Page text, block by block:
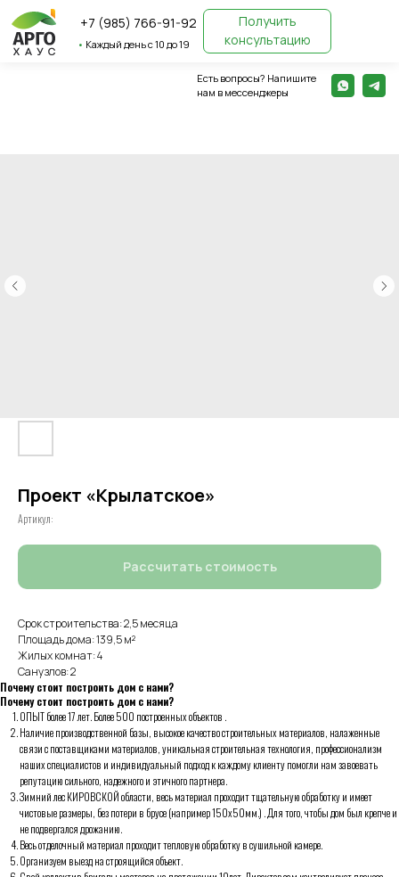
Получить
консультацию
+7 (985) 766-91-92
Каждый день с 10 до 19
Есть вопросы? Напишите
Проект «Крылатское»
Артикул:
Рассчитать стоимость
Срок строительства: 2,5 месяца
Площадь дома: 139,5 м²
Жилых комнат: 4
Санузлов: 2
Почему стоит построить дом с нами?
Почему стоит построить дом с нами?
ОПЫТ более 17 лет. Более 500 построенных объектов .
Наличие производственной базы, высокое качество строительных материалов, налаженные
связи с поставщиками материалов, уникальная строительная технология, профессионализм
наших специалистов и индивидуальный подход к каждому клиенту помогли нам завоевать
репутацию сильного, надежного и этичного партнера.
Зимний лес КИРОВСКОЙ области, весь материал проходит тщательную обработку и имеет
чистовые размеры, без потери в брусе (например 150х50мм.) . Для того, чтобы дом был крепче и
не подвергался дрожанию.
Весь отделочный материал проходит тепловую обработку в сушильной камере.
Организуем выезд на строящийся объект.
Комплектации